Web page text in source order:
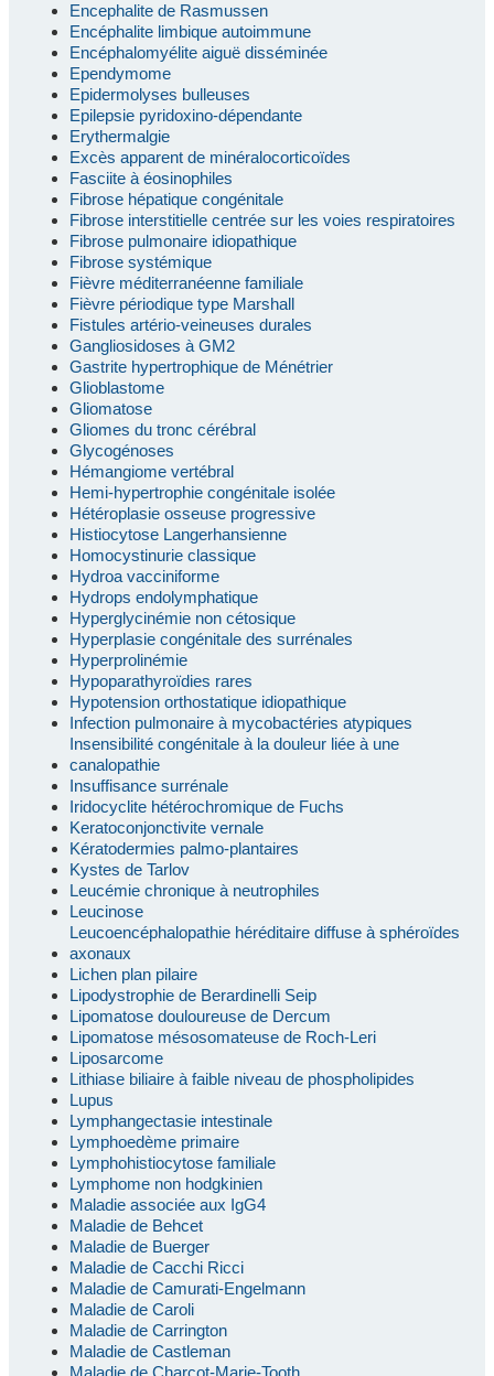
Encephalite de Rasmussen
Encéphalite limbique autoimmune
Encéphalomyélite aiguë disséminée
Ependymome
Epidermolyses bulleuses
Epilepsie pyridoxino-dépendante
Erythermalgie
Excès apparent de minéralocorticoïdes
Fasciite à éosinophiles
Fibrose hépatique congénitale
Fibrose interstitielle centrée sur les voies respiratoires
Fibrose pulmonaire idiopathique
Fibrose systémique
Fièvre méditerranéenne familiale
Fièvre périodique type Marshall
Fistules artério-veineuses durales
Gangliosidoses à GM2
Gastrite hypertrophique de Ménétrier
Glioblastome
Gliomatose
Gliomes du tronc cérébral
Glycogénoses
Hémangiome vertébral
Hemi-hypertrophie congénitale isolée
Hétéroplasie osseuse progressive
Histiocytose Langerhansienne
Homocystinurie classique
Hydroa vacciniforme
Hydrops endolymphatique
Hyperglycinémie non cétosique
Hyperplasie congénitale des surrénales
Hyperprolinémie
Hypoparathyroïdies rares
Hypotension orthostatique idiopathique
Infection pulmonaire à mycobactéries atypiques
Insensibilité congénitale à la douleur liée à une
canalopathie
Insuffisance surrénale
Iridocyclite hétérochromique de Fuchs
Keratoconjonctivite vernale
Kératodermies palmo-plantaires
Kystes de Tarlov
Leucémie chronique à neutrophiles
Leucinose
Leucoencéphalopathie héréditaire diffuse à sphéroïdes
axonaux
Lichen plan pilaire
Lipodystrophie de Berardinelli Seip
Lipomatose douloureuse de Dercum
Lipomatose mésosomateuse de Roch-Leri
Liposarcome
Lithiase biliaire à faible niveau de phospholipides
Lupus
Lymphangectasie intestinale
Lymphoedème primaire
Lymphohistiocytose familiale
Lymphome non hodgkinien
Maladie associée aux IgG4
Maladie de Behcet
Maladie de Buerger
Maladie de Cacchi Ricci
Maladie de Camurati-Engelmann
Maladie de Caroli
Maladie de Carrington
Maladie de Castleman
Maladie de Charcot-Marie-Tooth